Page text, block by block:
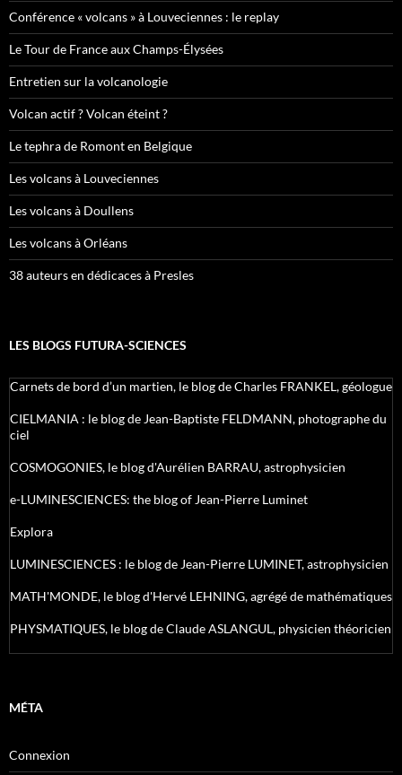
Conférence « volcans » à Louveciennes : le replay
Le Tour de France aux Champs-Élysées
Entretien sur la volcanologie
Volcan actif ? Volcan éteint ?
Le tephra de Romont en Belgique
Les volcans à Louveciennes
Les volcans à Doullens
Les volcans à Orléans
38 auteurs en dédicaces à Presles
LES BLOGS FUTURA-SCIENCES
Carnets de bord d’un martien, le blog de Charles FRANKEL, géologue
CIELMANIA : le blog de Jean-Baptiste FELDMANN, photographe du
ciel
COSMOGONIES, le blog d'Aurélien BARRAU, astrophysicien
e-LUMINESCIENCES: the blog of Jean-Pierre Luminet
Explora
LUMINESCIENCES : le blog de Jean-Pierre LUMINET, astrophysicien
MATH'MONDE, le blog d'Hervé LEHNING, agrégé de mathématiques
PHYSMATIQUES, le blog de Claude ASLANGUL, physicien théoricien
MÉTA
Connexion